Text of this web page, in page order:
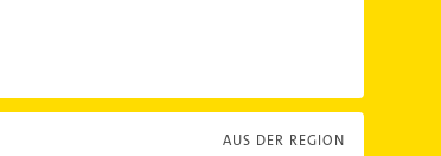
AUS DER REGION